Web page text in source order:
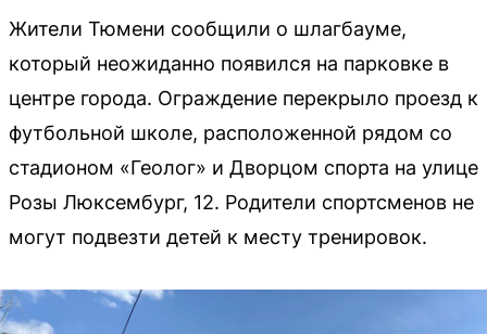
Жители Тюмени сообщили о шлагбауме,
который неожиданно появился на парковке в
центре города. Ограждение перекрыло проезд к
футбольной школе, расположенной рядом со
стадионом «Геолог» и Дворцом спорта на улице
Розы Люксембург, 12. Родители спортсменов не
могут подвезти детей к месту тренировок.